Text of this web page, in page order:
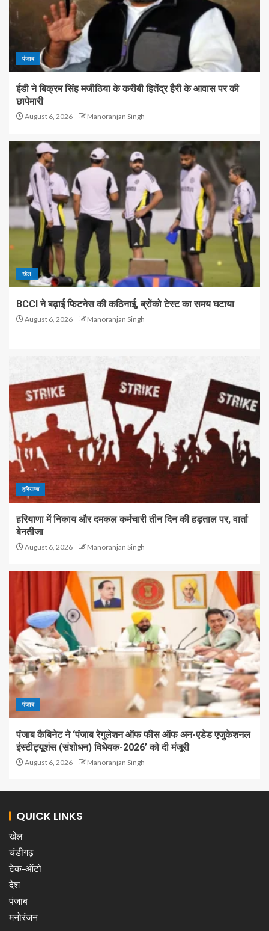
पंजाब
ईडी ने बिक्रम सिंह मजीठिया के करीबी हितेंद्र हैरी के आवास पर की
छापेमारी
August 6, 2026 Manoranjan Singh
खेल
BCCI ने बढ़ाई फिटनेस की कठिनाई, ब्रोंको टेस्ट का समय घटाया
August 6, 2026 Manoranjan Singh
हरियाणा
हरियाणा में निकाय और दमकल कर्मचारी तीन दिन की हड़ताल पर, वार्ता
बेनतीजा
August 6, 2026 Manoranjan Singh
पंजाब
पंजाब कैबिनेट ने ‘पंजाब रेगुलेशन ऑफ फीस ऑफ अन-एडेड एजुकेशनल
इंस्टीट्यूशंस (संशोधन) विधेयक-2026’ को दी मंजूरी
August 6, 2026 Manoranjan Singh
QUICK LINKS
खेल
चंडीगढ़
टेक-ऑटो
देश
पंजाब
मनोरंजन